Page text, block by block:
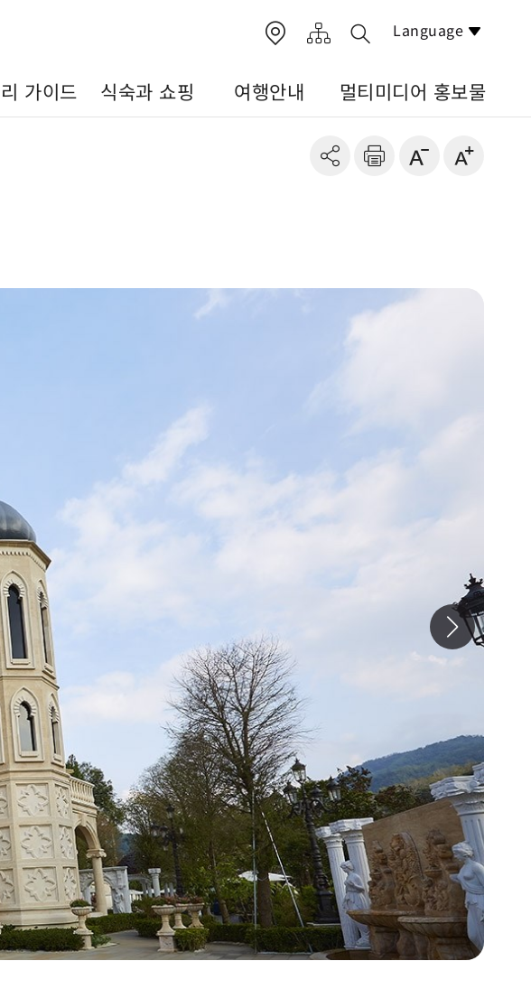
가이드 식숙과 쇼핑 여행안내 멀티미디어 홍보물
Language